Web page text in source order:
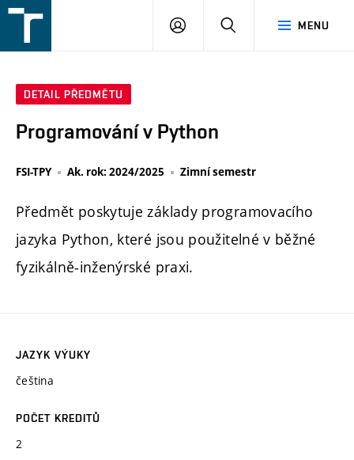
v
MENU
PŘIHLÁŠENÍ
DETAIL PŘEDMĚTU
Programování v Python
FSI-TPY Ak. rok: 2024/2025 Zimní semestr
Předmět poskytuje základy programovacího
jazyka Python, které jsou použitelné v běžné
fyzikálně-inženýrské praxi.
JAZYK VÝUKY
čeština
POČET KREDITŮ
2